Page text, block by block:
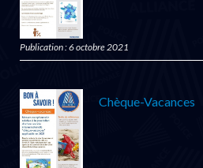
Publication : 6 octobre 2021
Chèque-Vacances